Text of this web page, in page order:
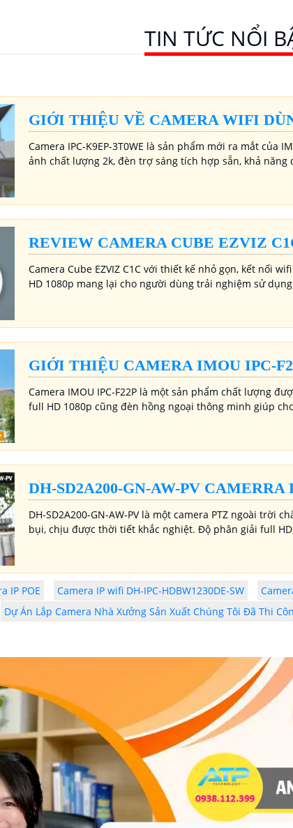
phương tiện, đảm bảo an ninh
quả. Đối với nhu cầu quan sát an
ninh ngoài trời thì camera
không dây DH-IPC-WL46A là lựa
chọn lý tưởng để bảo vệ ngôi
hoặc văn phòng của bạn
TIN TỨC NỔI
GIỚI THIỆU VỀ CAMERA WIFI
Camera IPC-K9EP-3T0WE là sản phẩm mới ra mắt
ảnh chất lượng 2k, đèn trợ sáng tích hợp sẵn, khả năng
REVIEW CAMERA CUBE EZVIZ
Camera Cube EZVIZ C1C với thiết kế nhỏ gọn, kết nối
HD 1080p mang lại cho người dùng trải nghiệm sử
GIỚI THIỆU CAMERA IMOU IPC-
Camera IMOU IPC-F22P là một sản phẩm chất lượng
full HD 1080p cũng đèn hồng ngoại thông minh giúp
DH-SD2A200-GN-AW-PV
DH-SD2A200-GN-AW-PV là một camera PTZ ngoài trời
bụi, chịu được thời tiết khắc nghiệt. Độ phân giải full
IP POE Camera IP wifi DH-IPC-HDBW1230DE-SW
Dự Án Lắp Camera Nhà Xưởng Sản Xuất Chúng Tôi Đã Thi